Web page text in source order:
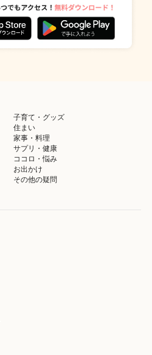
子育て・グッズ
住まい
家事・料理
サプリ・健康
ココロ・悩み
お出かけ
その他の疑問